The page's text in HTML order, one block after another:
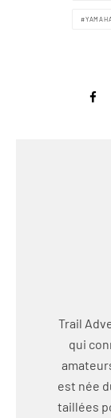
Trail
qui
est née
taillées